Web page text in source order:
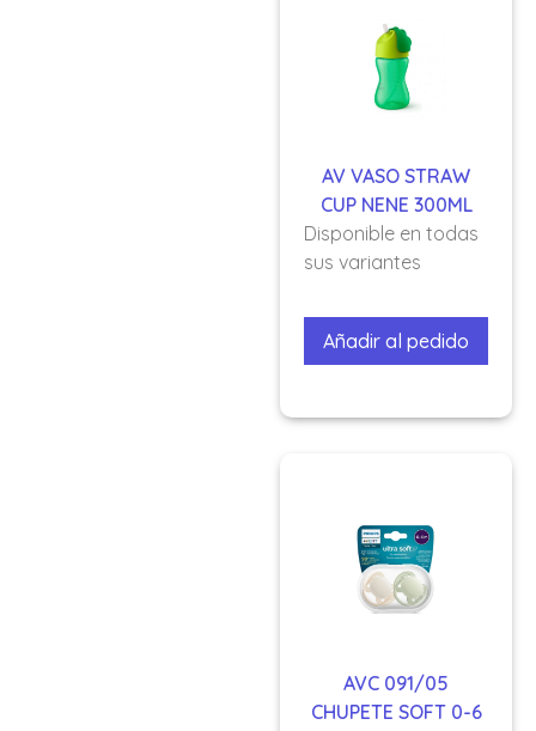
AV VASO STRAW
CUP NENE 300ML
Disponible en todas
sus variantes
Añadir al pedido
AVC 091/05
CHUPETE SOFT 0-6